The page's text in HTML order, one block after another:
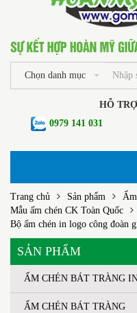
Chọn danh mục
HỖ
0979 141 031
Trang chủ Sản phẩm
Mẫu ấm chén CK Toàn Quốc
Bộ ấm chén in logo công đoàn
SẢN PHẨM
ẤM CHÉN BÁT TRÀNG
ẤM CHÉN BÁT TRÀNG